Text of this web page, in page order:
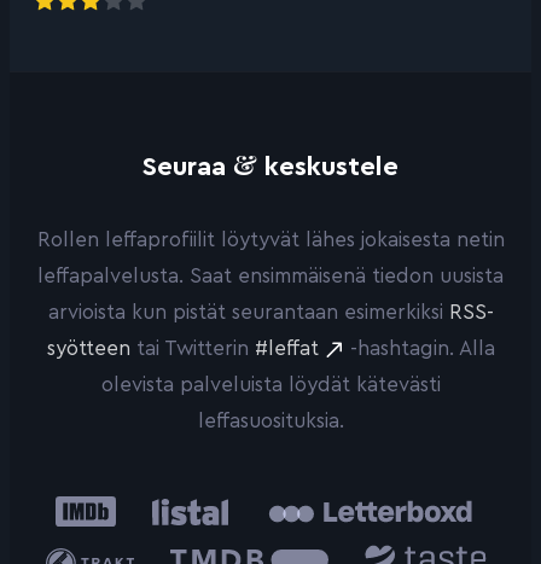
Seuraa & keskustele
Rollen leffaprofiilit löytyvät lähes jokaisesta netin
leffapalvelusta. Saat ensimmäisenä tiedon uusista
arvioista kun pistät seurantaan esimerkiksi RSS-
syötteen tai Twitterin #leffat
-hashtagin. Alla
olevista palveluista löydät kätevästi
leffasuosituksia.
IMDb Listal